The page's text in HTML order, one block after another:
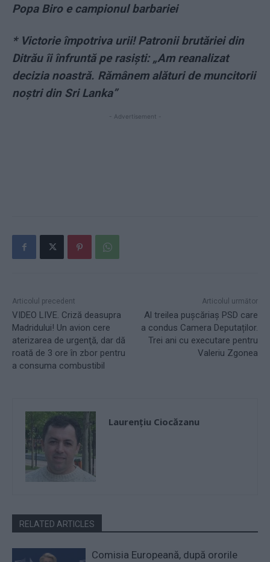
Popa Biro e campionul barbariei
* Victorie împotriva urii! Patronii brutăriei din
Ditrău îi înfruntă pe rasiști: „Am reanalizat
decizia noastră. Rămânem alături de muncitorii
noștri din Sri Lanka”
- Advertisement -
Articolul precedent
VIDEO LIVE. Criză deasupra
Madridului! Un avion cere
aterizarea de urgenţă, dar dă
roată de 3 ore în zbor pentru
a consuma combustibil
Articolul următor
Al treilea pușcăriaș PSD care
a condus Camera Deputaților.
Trei ani cu executare pentru
Valeriu Zgonea
Laurențiu Ciocăzanu
RELATED ARTICLES
Comisia Europeană, după ororile